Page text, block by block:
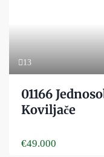
13
01166
Koviljače
€49.000